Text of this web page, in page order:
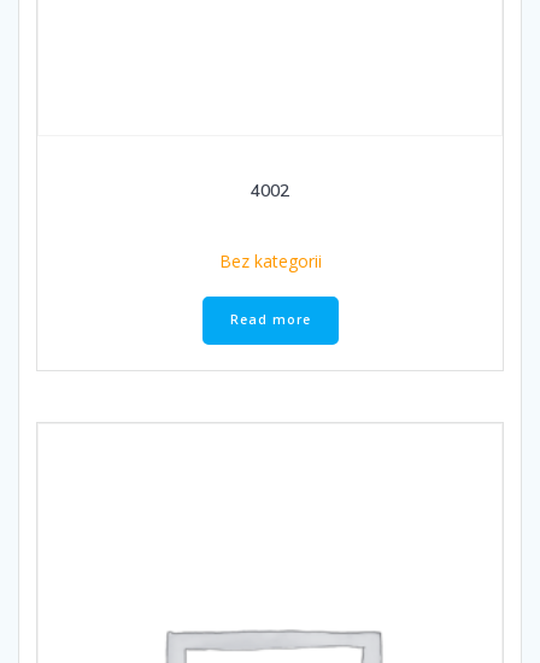
4002
Bez kategorii
Read more